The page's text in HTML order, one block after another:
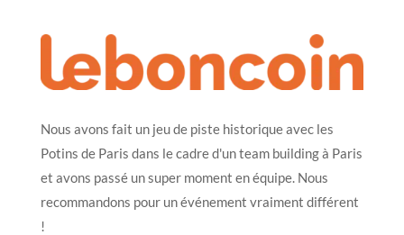
Nous avons fait un jeu de piste historique avec les
Potins de Paris dans le cadre d'un team building à Paris
et avons passé un super moment en équipe. Nous
recommandons pour un événement vraiment différent
!